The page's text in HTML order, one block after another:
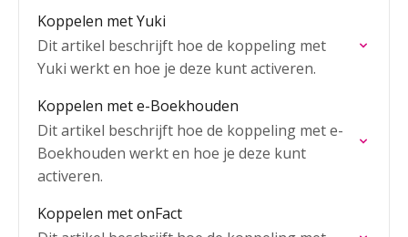
Koppelen met Yuki
Dit artikel beschrijft hoe de koppeling met
Yuki werkt en hoe je deze kunt activeren.
Koppelen met e-Boekhouden
Dit artikel beschrijft hoe de koppeling met e-
Boekhouden werkt en hoe je deze kunt
activeren.
Koppelen met onFact